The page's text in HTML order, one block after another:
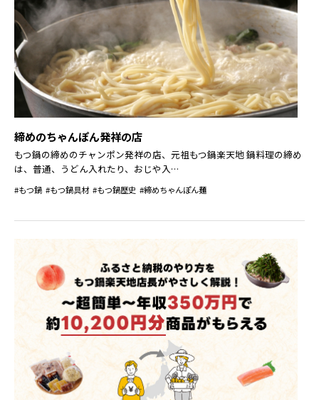
締めのちゃんぽん発祥の店
もつ鍋の締めのチャンポン発祥の店、元祖もつ鍋楽天地 鍋料理の締め
は、普通、うどん入れたり、おじや入…
#もつ鍋 #もつ鍋具材 #もつ鍋歴史 #締めちゃんぽん麺